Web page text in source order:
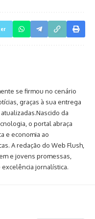
se firmou no cenário
graças à sua entrega
da
o portal abraça
e economia ao
A redação do Web Flush,
e jovens promessas,
jornalística.